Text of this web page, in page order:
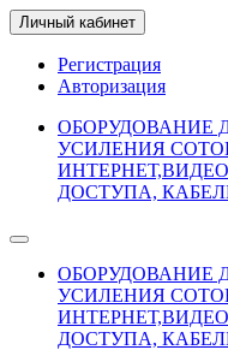
Личный кабинет
Регистрация
Авторизация
ОБОРУДОВАНИЕ
УСИЛЕНИЯ
ДОСТУПА,
ОБОРУДОВАНИЕ
УСИЛЕНИЯ
ДОСТУПА,